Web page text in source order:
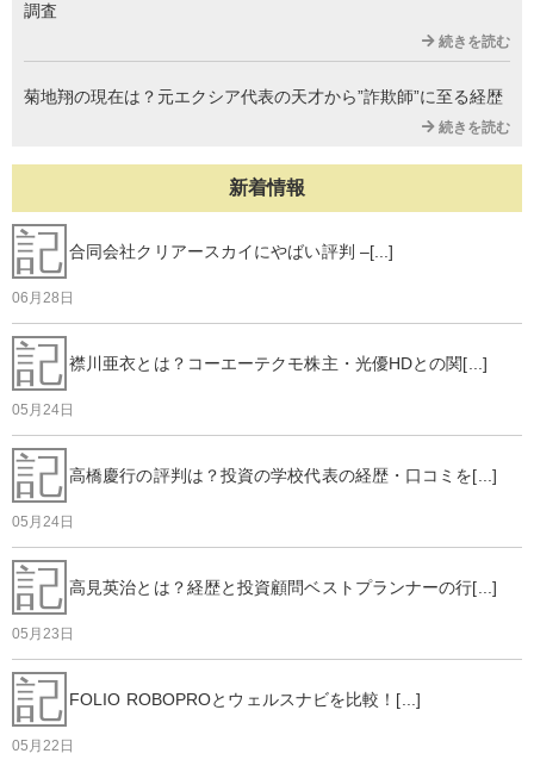
調査
続きを読む
菊地翔の現在は？元エクシア代表の天才から”詐欺師”に至る経歴
続きを読む
新着情報
記 合同会社クリアースカイにやばい評判 –[...]
06月28日
記 襟川亜衣とは？コーエーテクモ株主・光優HDとの関[...]
05月24日
記 高橋慶行の評判は？投資の学校代表の経歴・口コミを[...]
05月24日
記 高見英治とは？経歴と投資顧問ベストプランナーの行[...]
05月23日
記 FOLIO ROBOPROとウェルスナビを比較！[...]
05月22日